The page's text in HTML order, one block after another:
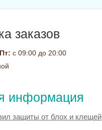
заказов
с 09:00 до 20:00
информация
защиты от блох и клещей